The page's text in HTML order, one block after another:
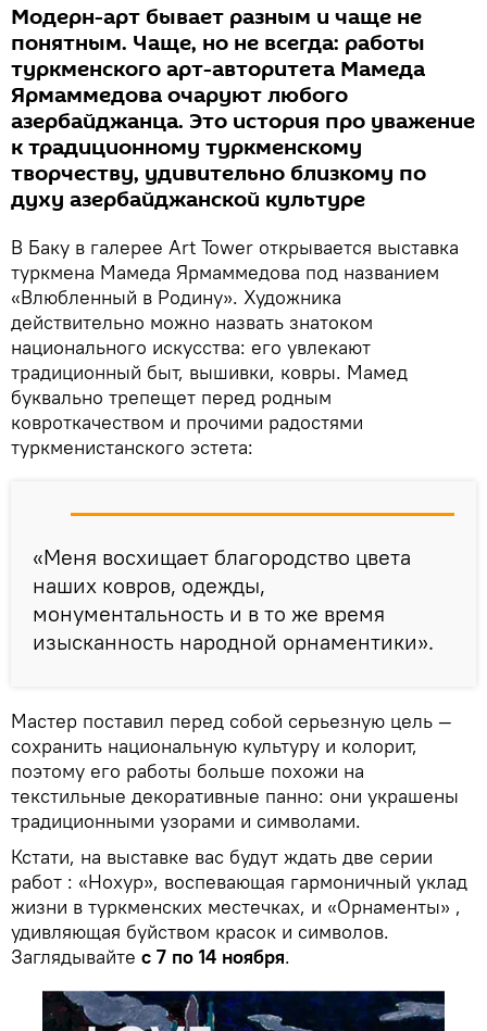
Модерн-арт бывает разным и чаще не
понятным. Чаще, но не всегда: работы
туркменского арт-авторитета Мамеда
Ярмаммедова очаруют любого
азербайджанца. Это история про уважение
к традиционному туркменскому
творчеству, удивительно близкому по
духу азербайджанской культуре
В Баку в галерее Art Tower открывается выставка
туркмена Мамеда Ярмаммедова под названием
«Влюбленный в Родину». Художника
действительно можно назвать знатоком
национального искусства: его увлекают
традиционный быт, вышивки, ковры. Мамед
буквально трепещет перед родным
ковроткачеством и прочими радостями
туркменистанского эстета:
«Меня восхищает благородство цвета
наших ковров, одежды,
монументальность и в то же время
изысканность народной орнаментики».
Мастер поставил перед собой серьезную цель —
сохранить национальную культуру и колорит,
поэтому его работы больше похожи на
текстильные декоративные панно: они украшены
традиционными узорами и символами.
Кстати, на выставке вас будут ждать две серии
работ : «Нохур», воспевающая гармоничный уклад
жизни в туркменских местечках, и «Орнаменты» ,
удивляющая буйством красок и символов.
Заглядывайте с 7 по 14 ноября.